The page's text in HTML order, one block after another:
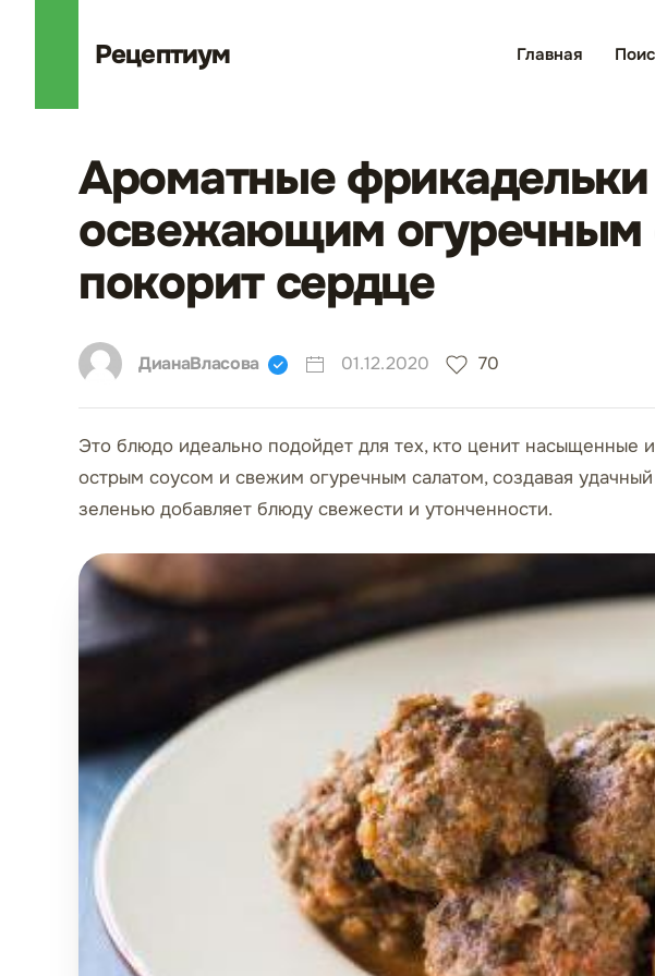
Рецептиум Главная
Ароматные
освежающим огуречным
покорит сердце
ДианаВласова 01.12.2020 70
Это блюдо идеально подойдет для тех, кто ценит насыщенные
острым соусом и свежим огуречным салатом, создавая
зеленью добавляет блюду свежести и утонченности.